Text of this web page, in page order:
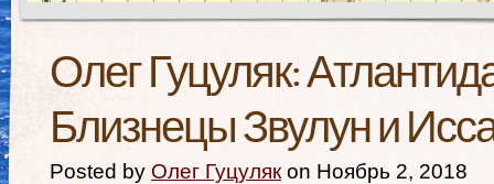
Олег Гуцуляк:
Близнецы Звулун и
Posted by Олег Гуцуляк on Ноябрь 2, 2018